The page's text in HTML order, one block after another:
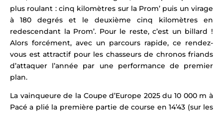
plus roulant : cinq kilomètres sur la Prom’ puis un virage
à 180 degrés et le deuxième cinq kilomètres en
redescendant la Prom’. Pour le reste, c’est un billard !
Alors forcément, avec un parcours rapide, ce rendez-
vous est attractif pour les chasseurs de chronos friands
d’attaquer l’année par une performance de premier
plan.
La vainqueure de la Coupe d’Europe 2025 du 10 000 m à
Pacé a plié la première partie de course en 14’43 (sur les